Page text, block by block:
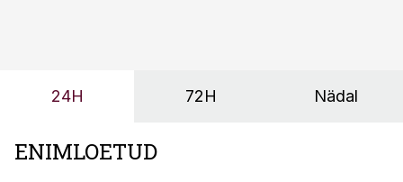
24H 72H Nädal
ENIMLOETUD